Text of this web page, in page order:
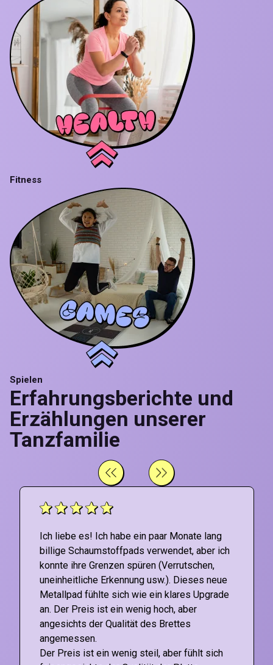
Fitness
Spielen
Erfahrungsberichte und
Erzählungen unserer
Tanzfamilie
Ich liebe es! Ich habe ein paar Monate lang
billige Schaumstoffpads verwendet, aber ich
konnte ihre Grenzen spüren (Verrutschen,
uneinheitliche Erkennung usw.). Dieses neue
Metallpad fühlte sich wie ein klares Upgrade
an. Der Preis ist ein wenig hoch, aber
angesichts der Qualität des Brettes
angemessen.
Der Preis ist ein wenig steil, aber fühlt sich